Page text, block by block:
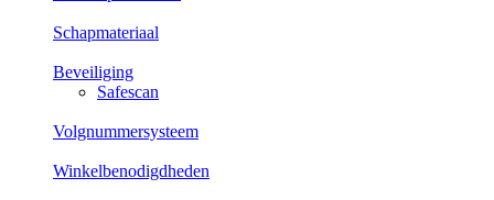
Schapmateriaal
Beveiliging
Safescan
Volgnummersysteem
Winkelbenodigdheden